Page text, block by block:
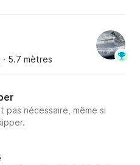
· 5.7 mètres
pas nécessaire, même si